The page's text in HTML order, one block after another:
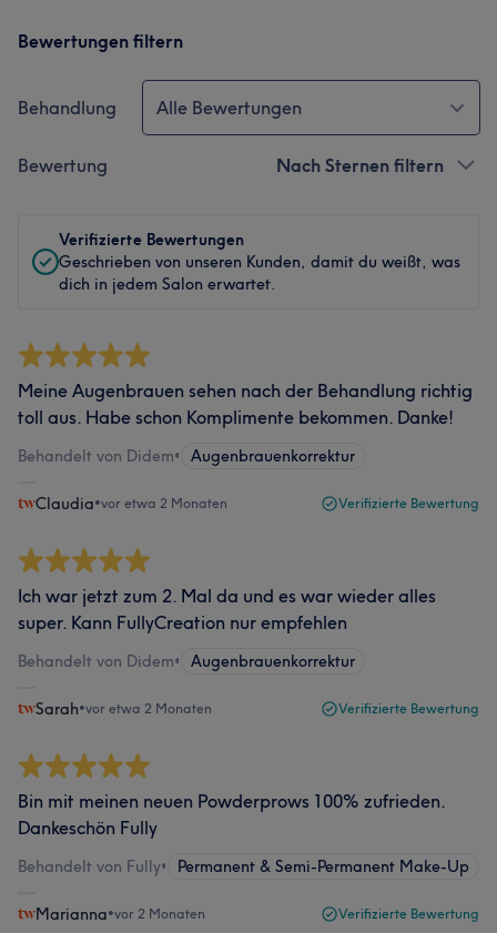
Bewertungen filtern
Behandlung Alle Bewertungen
Bewertung Nach Sternen filtern
Verifizierte Bewertungen
Geschrieben von unseren Kunden, damit du weißt, was
dich in jedem Salon erwartet.
Meine Augenbrauen sehen nach der Behandlung richtig
toll aus. Habe schon Komplimente bekommen. Danke!
Behandelt von Didem• Augenbrauenkorrektur
Claudia•vor etwa 2 Monaten Verifizierte Bewertung
Ich war jetzt zum 2. Mal da und es war wieder alles
super. Kann FullyCreation nur empfehlen
Behandelt von Didem• Augenbrauenkorrektur
Sarah•vor etwa 2 Monaten Verifizierte Bewertung
Bin mit meinen neuen Powderprows 100% zufrieden.
Dankeschön Fully
Behandelt von Fully• Permanent & Semi-Permanent Make-Up
Marianna•vor 2 Monaten Verifizierte Bewertung